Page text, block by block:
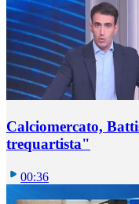
Calciomercato,
trequartista"
00:36